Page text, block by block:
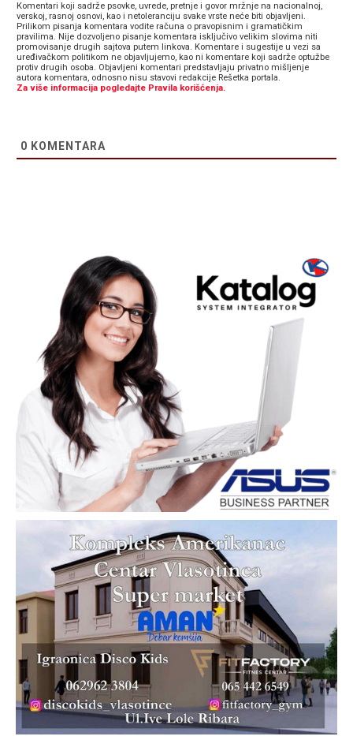
Komentari koji sadrže psovke, uvrede, pretnje i govor mržnje na nacionalnoj,
verskoj, rasnoj osnovi, kao i netoleranciju svake vrste neće biti objavljeni.
Prilikom pisanja komentara vodite računa o pravopisnim i gramatičkim
pravilima. Nije dozvoljeno pisanje komentara isključivo velikim slovima niti
promovisanje drugih sajtova putem linkova. Komentare i sugestije u vezi sa
uređivačkom politikom ne objavljujemo, kao ni komentare koji sadrže optužbe
protiv drugih osoba. Objavljeni komentari predstavljaju privatno mišljenje
autora komentara, odnosno nisu stavovi redakcije Rešetka portala.
Za više informacija pogledajte Pravila korišćenja.
0 KOMENTARA